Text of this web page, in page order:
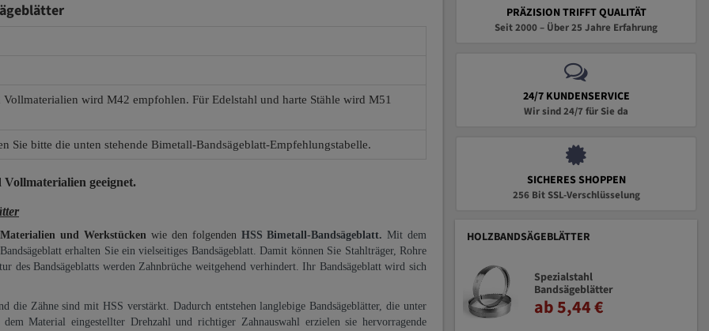
wird M42 empfohlen. Für Edelstahl und harte Stähle wird M51
Sie bitte die unten stehende Bimetall-Bandsägeblatt-Empfehlungstabelle.
geeignet.
und Werkstücken wie den folgenden HSS Bimetall-Bandsägeblatt. Mit dem
erhalten Sie ein vielseitiges Bandsägeblatt. Damit können Sie Stahlträger, Rohre
des Bandsägeblatts werden Zahnbrüche weitgehend verhindert. Ihr Bandsägeblatt wird sich
die Zähne sind mit HSS verstärkt. Dadurch entstehen langlebige Bandsägeblätter, die unter
Material eingestellter Drehzahl und richtiger Zahnauswahl erzielen sie hervorragende
PRÄZISION TRIFFT QUALITÄT
Seit 2000 – Über 25 Jahre Erfahrung
24/7 KUNDENSERVICE
Wir sind 24/7 für Sie da
SICHERES SHOPPEN
256 Bit SSL-Verschlüsselung
HOLZBANDSÄGEBLÄTTER
Spezialstahl
Bandsägeblätter
ab 5,44 €